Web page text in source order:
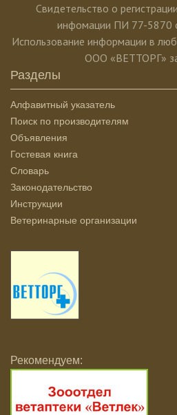
Свидетельство о
инфомации ПИ 77-5870
Использование информации в
ООО «ВЕТТОРГ»
Разделы
Алфавитный указатель
Поиск по производителям
Объявления
Гостевая книга
Словарь
Законодательство
Инструкции
Ветеринарные организации
Рекомендуем: